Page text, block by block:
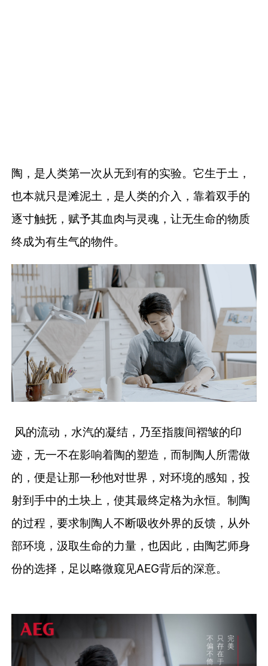
陶，是人类第一次从无到有的实验。它生于土，
也本就只是滩泥土，是人类的介入，靠着双手的
逐寸触抚，赋予其血肉与灵魂，让无生命的物质
终成为有生气的物件。
风的流动，水汽的凝结，乃至指腹间褶皱的印
迹，无一不在影响着陶的塑造，而制陶人所需做
的，便是让那一秒他对世界，对环境的感知，投
射到手中的土块上，使其最终定格为永恒。制陶
的过程，要求制陶人不断吸收外界的反馈，从外
部环境，汲取生命的力量，也因此，由陶艺师身
份的选择，足以略微窥见AEG背后的深意。